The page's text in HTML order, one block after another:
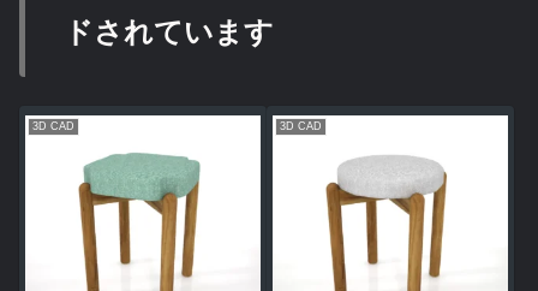
ドされています
3D CAD 3D CAD